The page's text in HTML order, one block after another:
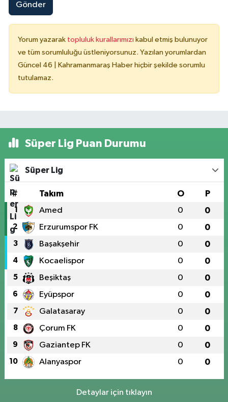
Gönder
Yorum yazarak topluluk kurallarımızı kabul etmiş bulunuyor
ve tüm sorumluluğu üstleniyorsunuz. Yazılan yorumlardan
Güncel 46 | Kahramanmaraş Haber hiçbir şekilde sorumlu
tutulamaz.
Süper Lig Puan Durumu
Süper Lig
# Takım O P
1 Amed 0 0
2 Erzurumspor FK 0 0
3 Başakşehir 0 0
4 Kocaelispor 0 0
5 Beşiktaş 0 0
6 Eyüpspor 0 0
7 Galatasaray 0 0
8 Çorum FK 0 0
9 Gaziantep FK 0 0
10 Alanyaspor 0 0
Detaylar için tıklayın